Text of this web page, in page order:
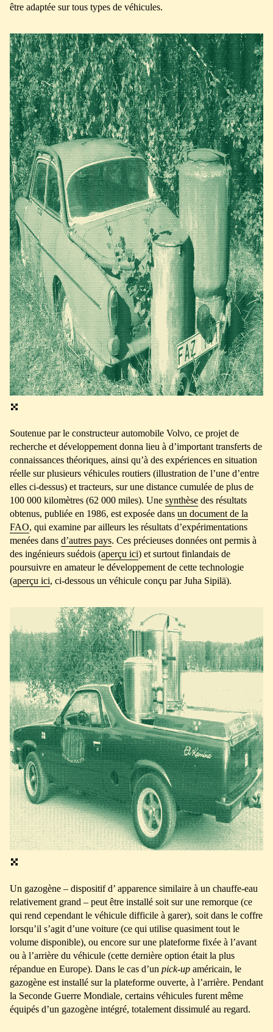
être adaptée sur tous types de véhicules.
Soutenue par le constructeur automobile Volvo, ce projet de
recherche et développement donna lieu à d’important transferts de
connaissances théoriques, ainsi qu’à des expériences en situation
réelle sur plusieurs véhicules routiers (illustration de l’une d’entre
elles ci-dessus) et tracteurs, sur une distance cumulée de plus de
100 000 kilomètres (62 000 miles). Une synthèse des résultats
obtenus, publiée en 1986, est exposée dans un document de la
FAO, qui examine par ailleurs les résultats d’expérimentations
menées dans d’autres pays. Ces précieuses données ont permis à
des ingénieurs suédois (aperçu ici) et surtout finlandais de
poursuivre en amateur le développement de cette technologie
(aperçu ici, ci-dessous un véhicule conçu par Juha Sipilä).
Un gazogène – dispositif d’ apparence similaire à un chauffe-eau
relativement grand – peut être installé soit sur une remorque (ce
qui rend cependant le véhicule difficile à garer), soit dans le coffre
lorsqu’il s’agit d’une voiture (ce qui utilise quasiment tout le
volume disponible), ou encore sur une plateforme fixée à l’avant
ou à l’arrière du véhicule (cette dernière option était la plus
répandue en Europe). Dans le cas d’un pick-up américain, le
gazogène est installé sur la plateforme ouverte, à l’arrière. Pendant
la Seconde Guerre Mondiale, certains véhicules furent même
équipés d’un gazogène intégré, totalement dissimulé au regard.